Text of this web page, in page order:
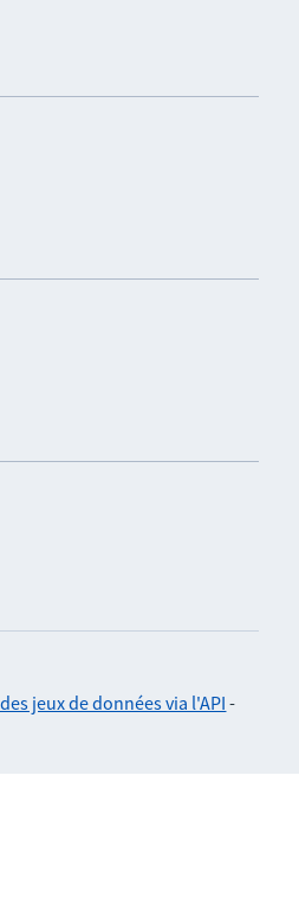
jeux de données via l'API -